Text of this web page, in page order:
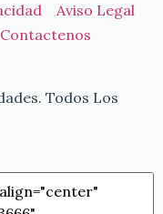
Aviso Legal
Contactenos
Todos Los